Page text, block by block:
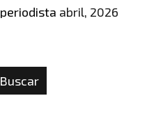
periodista abril, 2026
Buscar